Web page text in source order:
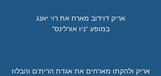
אריק ולהקתו מארחים את אגדת הרית'ם והבלוז